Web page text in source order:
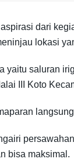
dari
lokasi
saluran
III Koto
bisa maksimal.